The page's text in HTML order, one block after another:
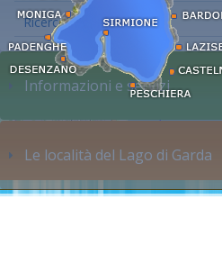
Ricerca alloggi...
Informazioni e servizi
Le località del Lago di Garda